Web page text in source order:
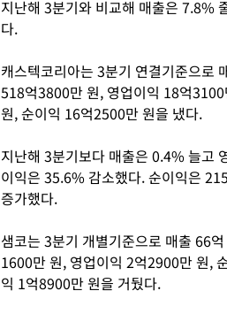
지난해 3분기와 비교해 매출은 7.8%
다.
캐스텍코리아는 3분기 연결기준으로
518억3800만 원, 영업이익 18억
원, 순이익 16억2500만 원을 냈다.
지난해 3분기보다 매출은 0.4% 늘고
이익은 35.6% 감소했다. 순이익은
증가했다.
샘코는 3분기 개별기준으로 매출 66억
1600만 원, 영업이익 2억2900만 원,
익 1억8900만 원을 거뒀다.